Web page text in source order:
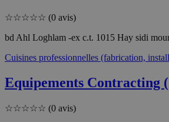
☆☆☆☆☆ (0 avis)
bd Ahl Loghlam -ex c.t. 1015 Hay sidi
Cuisines professionnelles (fabrication,
Equipements Contracting
☆☆☆☆☆ (0 avis)